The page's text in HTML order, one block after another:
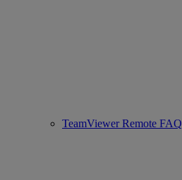
TeamViewer Remote FAQ